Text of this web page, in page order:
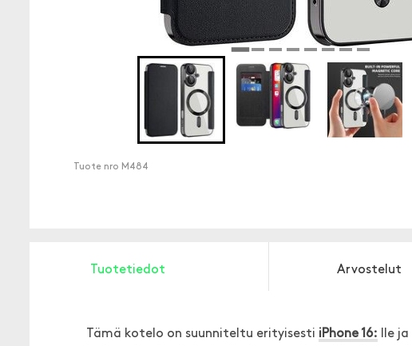
Tuote nro M484
Tuotetiedot Arvostelut
Tämä kotelo on suunniteltu erityisesti iPhone 16: lle